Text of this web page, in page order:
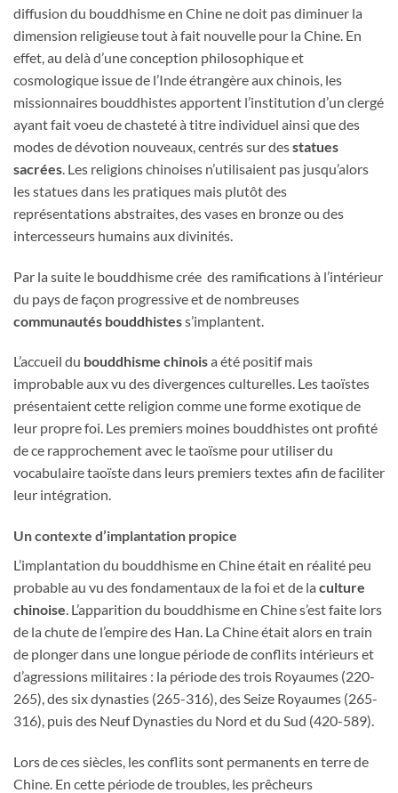
diffusion du bouddhisme en Chine ne doit pas diminuer la
dimension religieuse tout à fait nouvelle pour la Chine. En
effet, au delà d’une conception philosophique et
cosmologique issue de l’Inde étrangère aux chinois, les
missionnaires bouddhistes apportent l’institution d’un clergé
ayant fait voeu de chasteté à titre individuel ainsi que des
modes de dévotion nouveaux, centrés sur desstatues
sacrées . Les religions chinoises n’utilisaient pas jusqu’alors
les statues dans les pratiques mais plutôt des
représentations abstraites, des vases en bronze ou des
intercesseurs humains aux divinités.
Par la suite le bouddhisme crée des ramifications à l’intérieur
du pays de façon progressive et de nombreuses
communautés bouddhistess’implantent.
L’accueil du bouddhisme chinoisa été positif mais
improbable aux vu des divergences culturelles. Les taoïstes
présentaient cette religion comme une forme exotique de
leur propre foi. Les premiers moines bouddhistes ont profité
de ce rapprochement avec le taoïsme pour utiliser du
vocabulaire taoïste dans leurs premiers textes afin de faciliter
leur intégration.
Un contexte d’implantation propice
L’implantation du bouddhisme en Chine était en réalité peu
probable au vu des fondamentaux de la foi et de la culture
chinoise. L’apparition du bouddhisme en Chine s’est faite lors
de la chute de l’empire des Han. La Chine était alors en train
de plonger dans une longue période de conflits intérieurs et
d’agressions militaires : la période des trois Royaumes (220-
265), des six dynasties (265-316), des Seize Royaumes (265-
316), puis des Neuf Dynasties du Nord et du Sud (420-589).
Lors de ces siècles, les conflits sont permanents en terre de
Chine. En cette période de troubles, les prêcheurs